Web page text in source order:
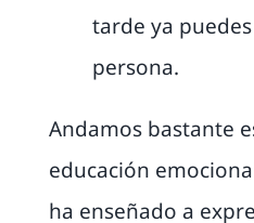
tarde ya
persona.
Andamos bastante
educación
ha enseñado a